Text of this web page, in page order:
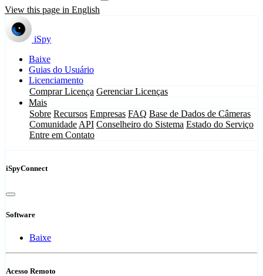
View this page in English
iSpy
Baixe
Guias do Usuário
Licenciamento
Comprar Licença Gerenciar Licenças
Mais
Sobre Recursos Empresas FAQ Base de Dados de Câmeras
Comunidade API Conselheiro do Sistema Estado do Serviço
Entre em Contato
iSpyConnect
Software
Baixe
Acesso Remoto